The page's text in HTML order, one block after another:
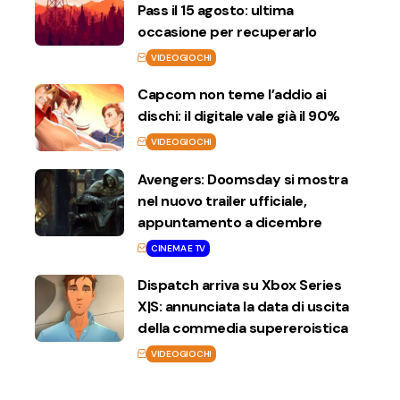
Pass il 15 agosto: ultima
occasione per recuperarlo
VIDEOGIOCHI
Capcom non teme l’addio ai
dischi: il digitale vale già il 90%
VIDEOGIOCHI
Avengers: Doomsday si mostra
nel nuovo trailer ufficiale,
appuntamento a dicembre
CINEMA E TV
Dispatch arriva su Xbox Series
X|S: annunciata la data di uscita
della commedia supereroistica
VIDEOGIOCHI